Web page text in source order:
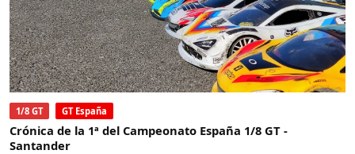
1/8 GT GT España
Crónica de la 1ª del Campeonato España 1/8 GT -
Santander